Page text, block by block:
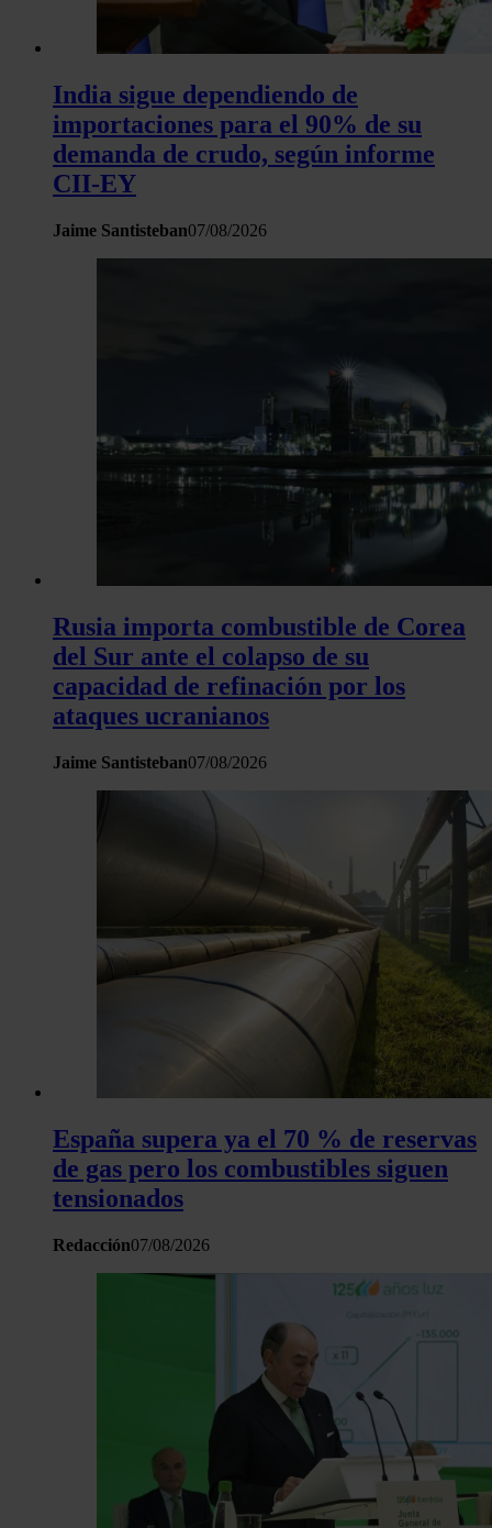
India sigue dependiendo de
importaciones para el 90% de su
demanda de crudo, según informe
CII-EY
Jaime Santisteban07/08/2026
Rusia importa combustible de Corea
del Sur ante el colapso de su
capacidad de refinación por los
ataques ucranianos
Jaime Santisteban07/08/2026
España supera ya el 70 % de reservas
de gas pero los combustibles siguen
tensionados
Redacción07/08/2026